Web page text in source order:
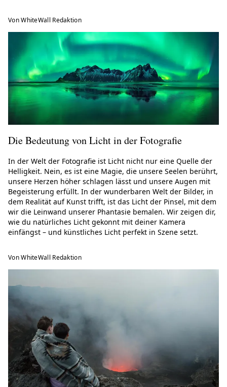
Von WhiteWall Redaktion
Die Bedeutung von Licht in der Fotografie
In der Welt der Fotografie ist Licht nicht nur eine Quelle der
Helligkeit. Nein, es ist eine Magie, die unsere Seelen berührt,
unsere Herzen höher schlagen lässt und unsere Augen mit
Begeisterung erfüllt. In der wunderbaren Welt der Bilder, in
dem Realität auf Kunst trifft, ist das Licht der Pinsel, mit dem
wir die Leinwand unserer Phantasie bemalen. Wir zeigen dir,
wie du natürliches Licht gekonnt mit deiner Kamera
einfängst – und künstliches Licht perfekt in Szene setzt.
Von WhiteWall Redaktion